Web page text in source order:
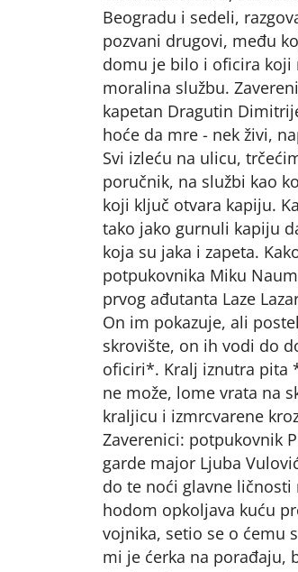
Beogradu i sedeli,
pozvani drugovi, među
domu je bilo i oficira koji
moralina službu.
kapetan Dragutin
hoće da mre - nek živi,
Svi izleću na ulicu,
poručnik, na službi kao
koji ključ otvara kapiju.
tako jako gurnuli kapiju
koja su jaka i zapeta.
potpukovnika Miku
prvog ađutanta Laze
On im pokazuje, ali
skrovište, on ih vodi do
oficiri*. Kralj iznutra pita
ne može, lome vrata na
kraljicu i izmrcvarene
Zaverenici: potpukovnik
garde major Ljuba
do te noći glavne
hodom opkoljava kuću
vojnika, setio se o ćemu
mi je ćerka na porađaju,